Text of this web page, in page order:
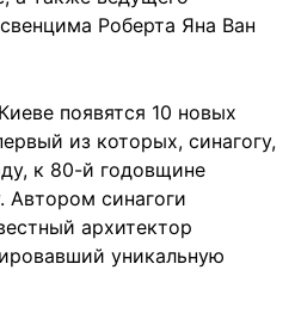
Роберта Яна Ван
появятся 10 новых
из которых, синагогу,
к 80-й годовщине
Автором синагоги
архитектор
уникальную